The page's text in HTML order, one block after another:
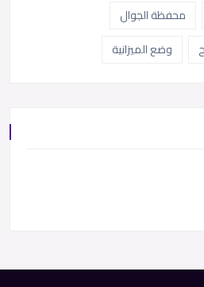
محفظة الجوال
وضع الميزانية